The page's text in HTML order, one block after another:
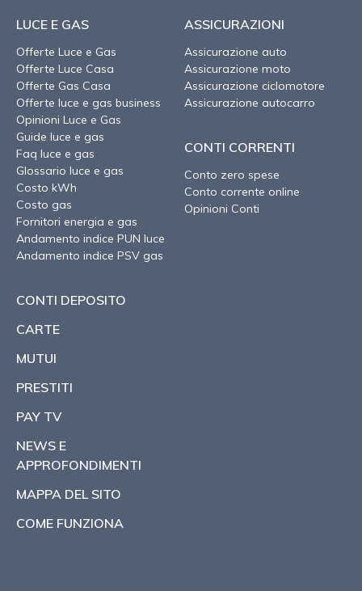
LUCE E GAS
Offerte Luce e Gas
Offerte Luce Casa
Offerte Gas Casa
Offerte luce e gas business
Opinioni Luce e Gas
Guide luce e gas
Faq luce e gas
Glossario luce e gas
Costo kWh
Costo gas
Fornitori energia e gas
Andamento indice PUN luce
Andamento indice PSV gas
ASSICURAZIONI
Assicurazione auto
Assicurazione moto
Assicurazione ciclomotore
Assicurazione autocarro
CONTI CORRENTI
Conto zero spese
Conto corrente online
Opinioni Conti
CONTI DEPOSITO
CARTE
MUTUI
PRESTITI
PAY TV
NEWS E
APPROFONDIMENTI
MAPPA DEL SITO
COME FUNZIONA